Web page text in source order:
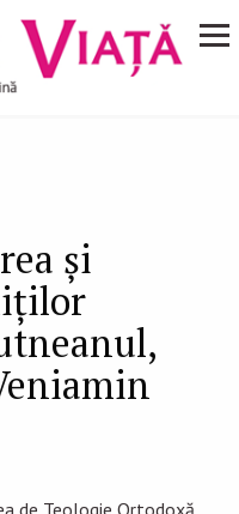
și
de Teologie Ortodoxă